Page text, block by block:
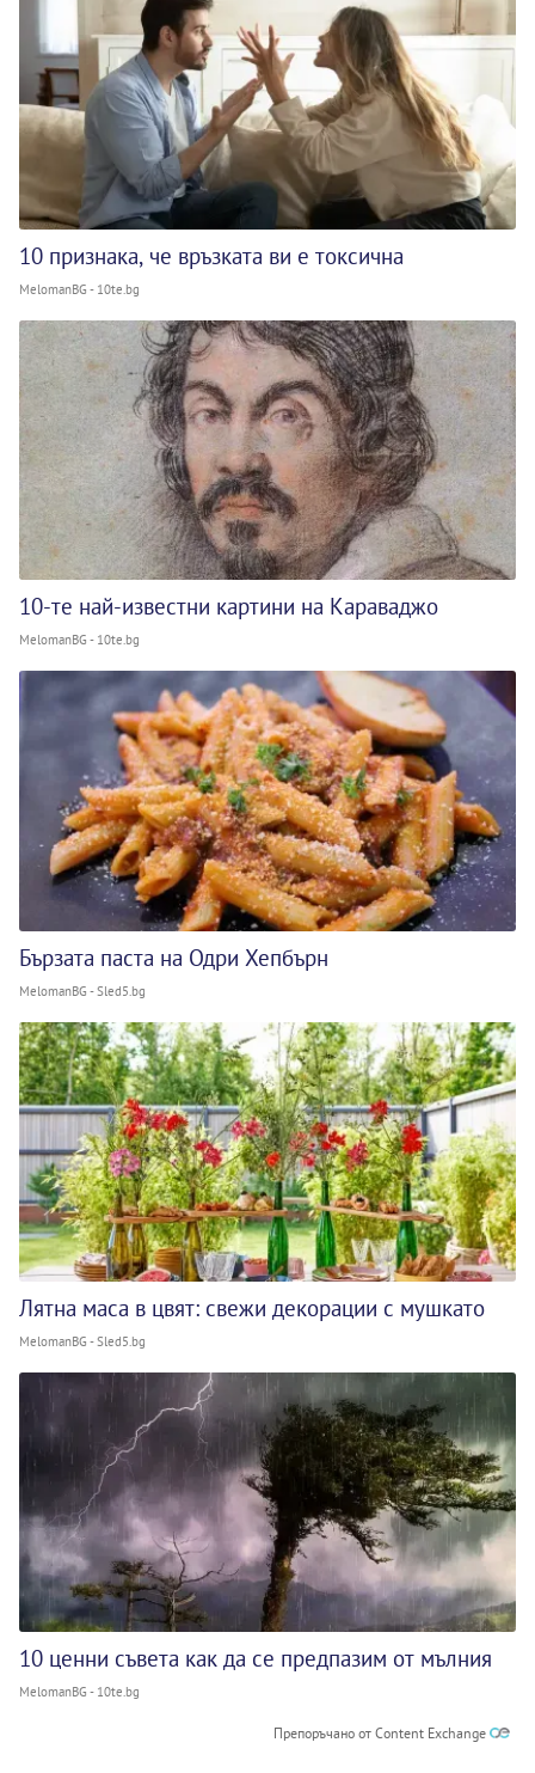
10 признака, че връзката ви е токсична
MelomanBG - 10te.bg
10-те най-известни картини на Караваджо
MelomanBG - 10te.bg
Бързата паста на Одри Хепбърн
MelomanBG - Sled5.bg
Лятна маса в цвят: свежи декорации с мушкато
MelomanBG - Sled5.bg
10 ценни съвета как да се предпазим от мълния
MelomanBG - 10te.bg
Препоръчано от Content Exchange